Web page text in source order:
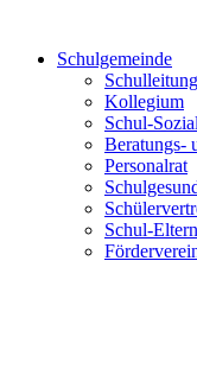
Schulgemeinde
Kollegium
Schul-
Beratungs-
Personalrat
Schul-